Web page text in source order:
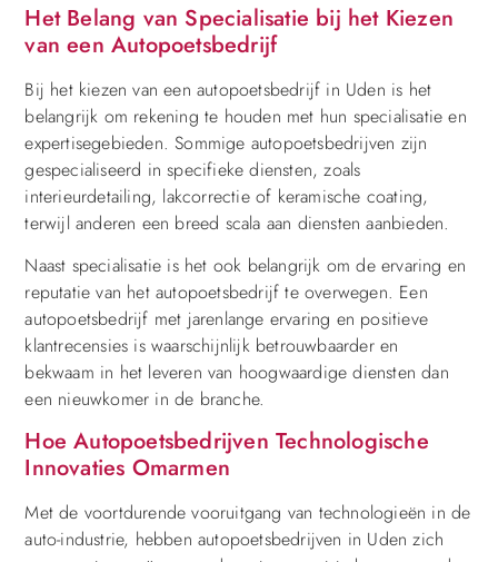
Het Belang van Specialisatie bij het Kiezen
van een Autopoetsbedrijf
Bij het kiezen van een autopoetsbedrijf in Uden is het
belangrijk om rekening te houden met hun specialisatie en
expertisegebieden. Sommige autopoetsbedrijven zijn
gespecialiseerd in specifieke diensten, zoals
interieurdetailing, lakcorrectie of keramische coating,
terwijl anderen een breed scala aan diensten aanbieden.
Naast specialisatie is het ook belangrijk om de ervaring en
reputatie van het autopoetsbedrijf te overwegen. Een
autopoetsbedrijf met jarenlange ervaring en positieve
klantrecensies is waarschijnlijk betrouwbaarder en
bekwaam in het leveren van hoogwaardige diensten dan
een nieuwkomer in de branche.
Hoe Autopoetsbedrijven Technologische
Innovaties Omarmen
Met de voortdurende vooruitgang van technologieën in de
auto-industrie, hebben autopoetsbedrijven in Uden zich